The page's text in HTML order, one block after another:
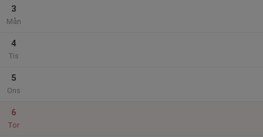
3
Mån
4
Tis
5
Ons
6
Tor